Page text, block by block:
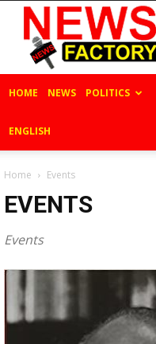
News
Factory
18
HOME NEWS POLITICS
ENGLISH
Home Events
EVENTS
Events